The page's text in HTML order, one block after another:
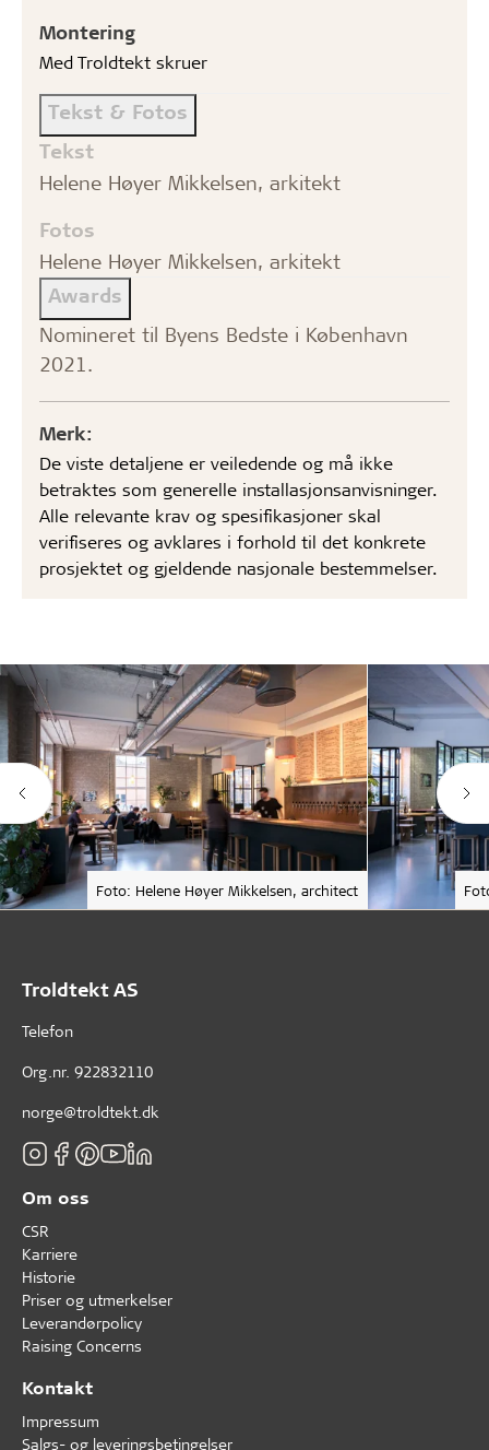
Montering
Med Troldtekt skruer
Tekst & Fotos
Tekst
Helene Høyer Mikkelsen, arkitekt
Fotos
Helene Høyer Mikkelsen, arkitekt
Awards
Nomineret til Byens Bedste i København
2021.
Merk:
De viste detaljene er veiledende og må ikke
betraktes som generelle installasjonsanvisninger.
Alle relevante krav og spesifikasjoner skal
verifiseres og avklares i forhold til det konkrete
prosjektet og gjeldende nasjonale bestemmelser.
Foto: Helene Høyer Mikkelsen, architect
Troldtekt AS
Telefon
Org.nr. 922832110
norge@troldtekt.dk
Om oss
CSR
Karriere
Historie
Priser og utmerkelser
Leverandørpolicy
Raising Concerns
Kontakt
Impressum
Salgs- og leveringsbetingelser